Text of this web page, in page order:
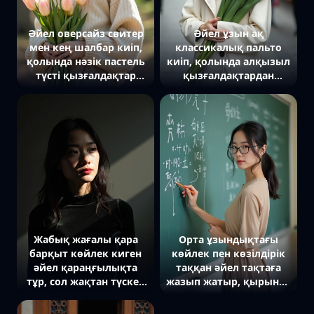
Әйел оверсайз свитер
мен кең шалбар киіп,
қолында нәзік пастель
түсті қызғалдақтар
жымиып қарап,
артында ағаштар мен
жұмсақ күн сәулесі әсем
атмосфера
қалыптастырады.
Әйел ұзын ақ
классикалық пальто
киіп, қолында алқызыл
қызғалдақтардан
шоғы бар. Ол камераға
байсалды әрі стильді
көзқараспен қарап тұр.
Артында қалалық
көше, жұмсақ
бұлыңғыр жарық
атмосфераны
толықтырады.
Жабық жағалы қара
барқыт көйлек киген
әйел қараңғылықта
тұр, сол жақтан түскен
шоғымен
Орта ұзындықтағы
көйлек пен көзілдірік
таққан әйел тақтаға
жазып жатыр, қырынан